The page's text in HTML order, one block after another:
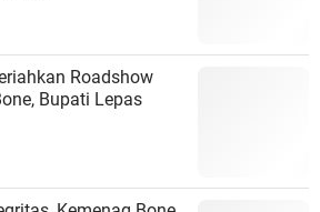
Roadshow
Bupati Lepas